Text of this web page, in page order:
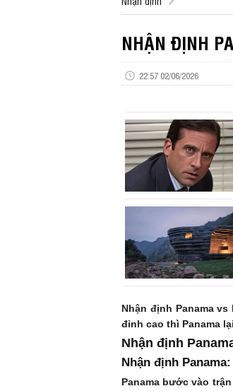
NHẬN ĐỊNH
22:57 02/06/2026
Nhận định Panama
đỉnh cao thì Panama
Nhận định
Nhận định Panama:
Panama bước vào